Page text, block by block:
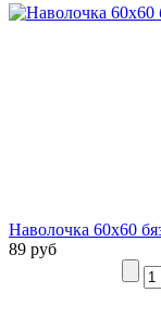
Наволочка 60х60
89 руб